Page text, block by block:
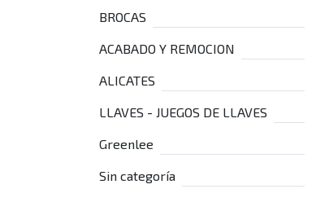
BROCAS
ACABADO Y REMOCION
ALICATES
LLAVES - JUEGOS DE LLAVES
Greenlee
Sin categoría